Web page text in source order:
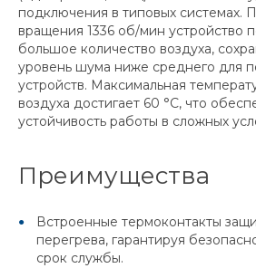
подключения в типовых системах.
вращения 1336 об/мин устройство
большое количество воздуха,
уровень шума ниже среднего для
устройств. Максимальная
воздуха достигает 60 °C, что
устойчивость работы в сложных
Преимущества
Встроенные термоконтакты
перегрева, гарантируя
срок службы.